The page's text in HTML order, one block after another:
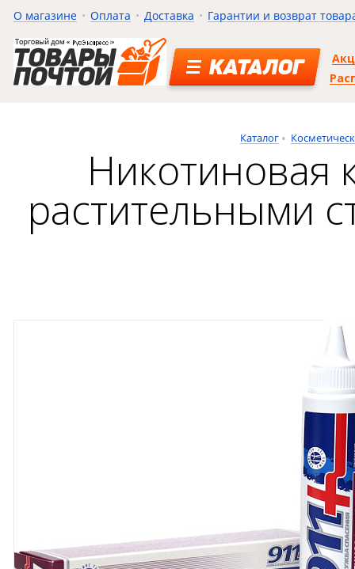
О магазине Оплата Доставка Гарантии и возврат
КАТАЛОГ
Каталог
Никотиновая
растительными